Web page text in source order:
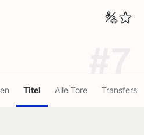
Titel Alle Tore Transfers